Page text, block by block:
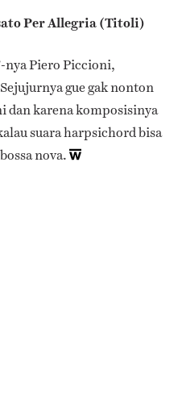
Per Allegria (Titoli)
nya Piero Piccioni,
gue gak nonton
karena komposisinya
suara harpsichord bisa
nova.